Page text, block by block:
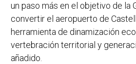
un paso más en el objetivo de la
convertir el aeropuerto de
herramienta de dinamización
vertebración territorial y
añadido.